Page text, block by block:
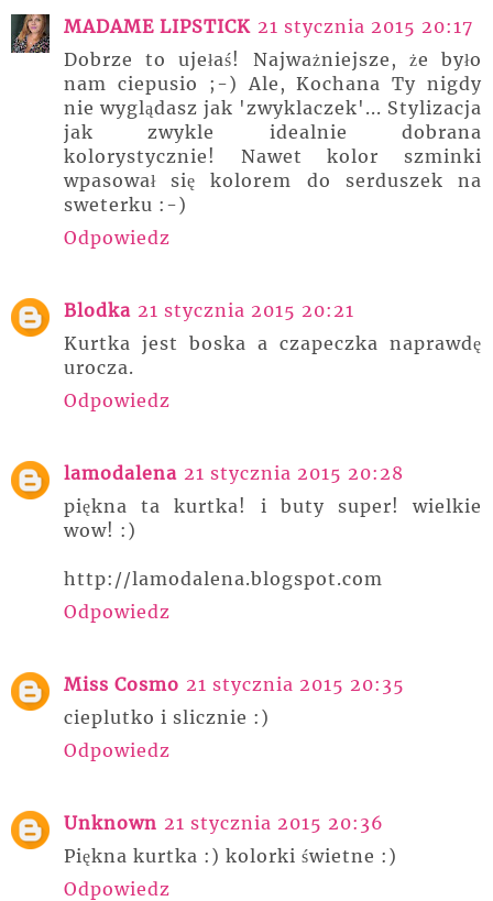
MADAME LIPSTICK 21 stycznia 2015 20:17
Dobrze to ujełaś! Najważniejsze, że było
nam ciepusio ;-) Ale, Kochana Ty nigdy
nie wyglądasz jak 'zwyklaczek'... Stylizacja
jak zwykle idealnie dobrana
kolorystycznie! Nawet kolor szminki
wpasował się kolorem do serduszek na
sweterku :-)
Odpowiedz
Blodka 21 stycznia 2015 20:21
Kurtka jest boska a czapeczka naprawdę
urocza.
Odpowiedz
lamodalena 21 stycznia 2015 20:28
piękna ta kurtka! i buty super! wielkie
wow! :)
http://lamodalena.blogspot.com
Odpowiedz
Miss Cosmo 21 stycznia 2015 20:35
cieplutko i slicznie :)
Odpowiedz
Unknown 21 stycznia 2015 20:36
Piękna kurtka :) kolorki świetne :)
Odpowiedz